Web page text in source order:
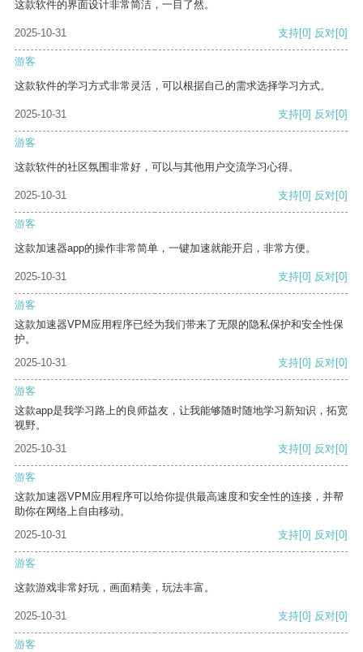
这款软件的界面设计非常简洁，一目了然。
2025-10-31 支持[0] 反对[0]
游客
这款软件的学习方式非常灵活，可以根据自己的需求选择学习方式。
2025-10-31 支持[0] 反对[0]
游客
这款软件的社区氛围非常好，可以与其他用户交流学习心得。
2025-10-31 支持[0] 反对[0]
游客
这款加速器app的操作非常简单，一键加速就能开启，非常方便。
2025-10-31 支持[0] 反对[0]
游客
这款加速器VPM应用程序已经为我们带来了无限的隐私保护和安全性保
护。
2025-10-31
支持[0] 反对[0]
游客
这款app是我学习路上的良师益友，让我能够随时随地学习新知识，拓宽
视野。
2025-10-31
支持[0] 反对[0]
游客
这款加速器VPM应用程序可以给你提供最高速度和安全性的连接，并帮
助你在网络上自由移动。
2025-10-31
支持[0] 反对[0]
游客
这款游戏非常好玩，画面精美，玩法丰富。
2025-10-31 支持[0] 反对[0]
游客